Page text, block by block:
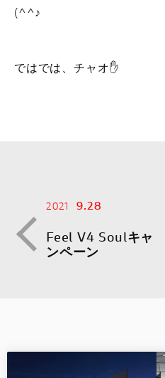
(^^♪
ではでは、チャオ✋
2021 9.28
Feel V4 Soulキャ
ンペーン